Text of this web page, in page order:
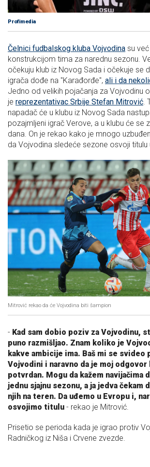
Profimedia
Čelnici fudbalskog kluba Vojvodina su
konstrukcijom tima za narednu sezonu.
očekuju klub iz Novog Sada i očekuje se
igrača dođe na "Karađorđe", ali i da
Jedno od velikih pojačanja za Vojvodinu
je reprezentativac Srbije Stefan Mitrović
napadač će u klubu iz Novog Sada
pozajmljeni igrač Verove, a u klubu će se
dana. On je rekao kako je mnogo
da Vojvodina sledeće sezone osvoji titulu
Mitrović rekao da će Vojvodina biti šampion
- Kad sam dobio poziv za Vojvodinu,
puno razmišljao. Znam koliko je
kakve ambicije ima. Baš mi se svideo
Vojvodini i naravno da je moj odgovor
potvrdan. Mogu da kažem navijačima
jednu sjajnu sezonu, a ja jedva čekam
njih na teren. Da uđemo u Evropu i,
osvojimo titulu - rekao je Mitrović.
Prisetio se perioda kada je igrao protiv
Radničkog iz Niša i Crvene zvezde.